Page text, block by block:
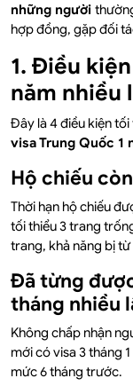
những người
hợp đồng, gặp đối
1. Điều
năm nhiều
Đây là 4 điều kiện
visa Trung Quốc 1
Hộ chiếu
Thời hạn hộ chiếu
tối thiểu 3 trang
trang, khả năng bị
Đã từng
tháng nhiều
Không chấp nhận
mới có visa 3 tháng
mức 6 tháng trước.